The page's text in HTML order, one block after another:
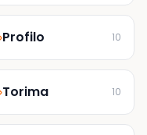
Profilo 10
Torima 10